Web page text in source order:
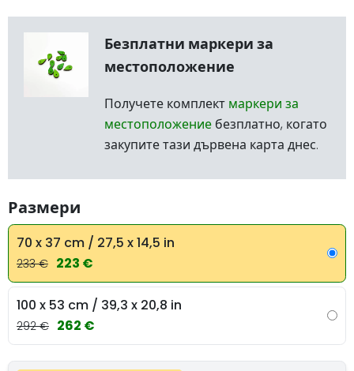
Безплатни маркери за
местоположение
Получете комплект маркери за
местоположение безплатно, когато
закупите тази дървена карта днес.
Размери
70 x 37 cm / 27,5 x 14,5 in
233 € 223 €
100 x 53 cm / 39,3 x 20,8 in
292 € 262 €